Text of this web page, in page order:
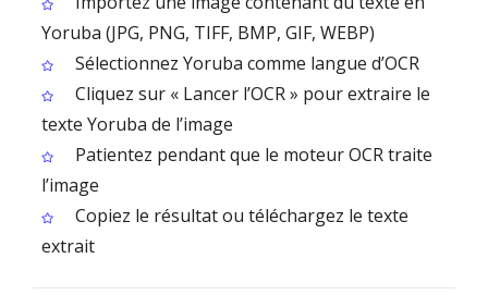
Yoruba (JPG, PNG, TIFF, BMP, GIF, WEBP)
Sélectionnez Yoruba comme langue d’OCR
Cliquez sur « Lancer l’OCR » pour extraire le
texte Yoruba de l’image
Patientez pendant que le moteur OCR traite
l’image
Copiez le résultat ou téléchargez le texte
extrait